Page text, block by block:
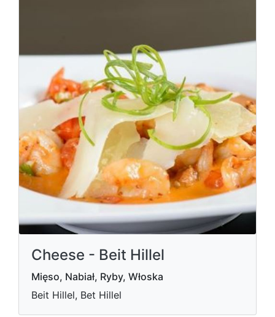
Cheese - Beit Hillel
Mięso, Nabiał, Ryby, Włoska
Beit Hillel, Bet Hillel